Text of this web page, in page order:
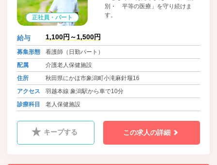
正社員・パート
別・ 平等の医療」を守り続けま
す。
給与 1,100円～1,500円
募集形態
看護師（日勤パート）
配属
介護老人保健施設
住所
秋田県にかほ市象潟町小滝麻針堰16
アクセス
羽越本線 象潟駅から車で10分
診療科目
老人保健施設
キープする この求人の詳細